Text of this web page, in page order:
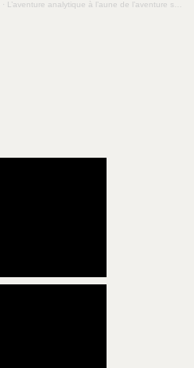
· L’aventure analytique à l’aune de l’aventure scientifique.